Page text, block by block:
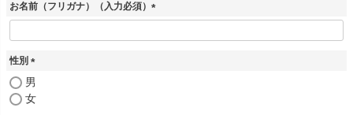
お名前（フリガナ）（入力必須）
(
必
性別
(
須
男
女